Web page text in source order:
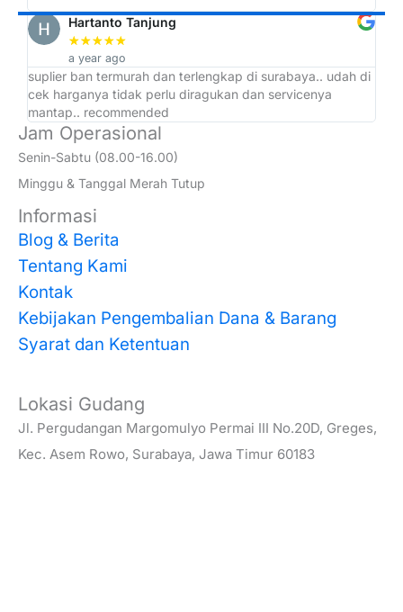
Hartanto Tanjung
★★★★★
a year ago
suplier ban termurah dan terlengkap di surabaya.. udah di
cek harganya tidak perlu diragukan dan servicenya
mantap.. recommended
Jam Operasional
Senin-Sabtu (08.00-16.00)
Minggu & Tanggal Merah Tutup
Informasi
Blog & Berita
Tentang Kami
Kontak
Kebijakan Pengembalian Dana & Barang
Syarat dan Ketentuan
Lokasi Gudang
Jl. Pergudangan Margomulyo Permai III No.20D, Greges,
Kec. Asem Rowo, Surabaya, Jawa Timur 60183